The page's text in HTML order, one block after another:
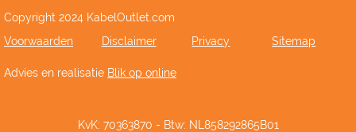
Copyright 2024 KabelOutlet.com
Voorwaarden
Disclaimer Privacy Sitemap
Advies en realisatie Blik op online
KvK: 70363870 - Btw: NL858292865B01